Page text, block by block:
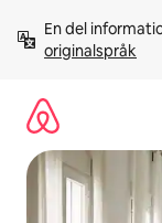
innehåll
En del
originalspråk